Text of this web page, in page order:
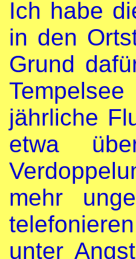
Ich habe
in den
Grund
jährliche
etwa
mehr
unter